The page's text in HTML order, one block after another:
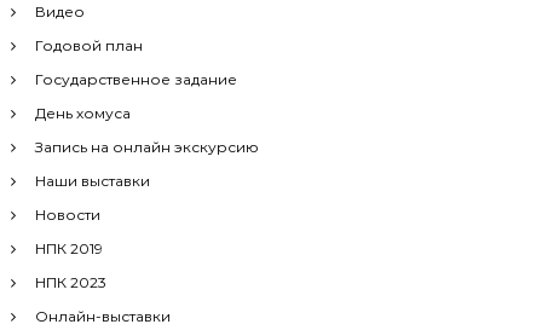
Видео
Годовой план
Государственное задание
День хомуса
Запись на онлайн экскурсию
Наши выставки
Новости
НПК 2019
НПК 2023
Онлайн-выставки